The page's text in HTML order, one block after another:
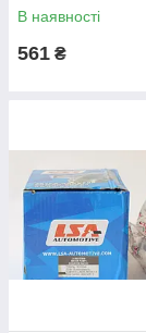
В наявності
561 ₴